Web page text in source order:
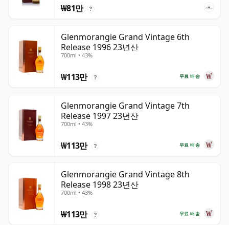
₩81만 ?
Glenmorangie Grand Vintage 6th
Release 1996 23년산
700ml • 43%
무료 배송
₩113만 ?
Glenmorangie Grand Vintage 7th
Release 1997 23년산
700ml • 43%
무료 배송
₩113만 ?
Glenmorangie Grand Vintage 8th
Release 1998 23년산
700ml • 43%
무료 배송
₩113만 ?